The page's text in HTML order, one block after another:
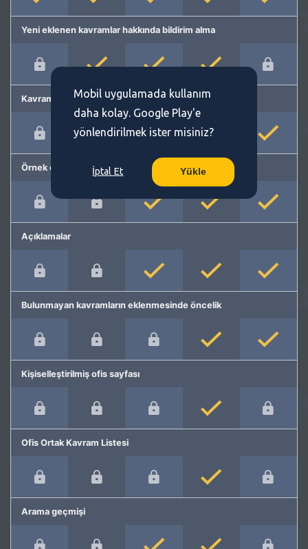
Yeni eklenen kavramlar hakkında bildirim alma
Kavram önerme
Örnek cümleler
Açıklamalar
Bulunmayan kavramların eklenmesinde öncelik
Kişiselleştirilmiş ofis sayfası
Ofis Ortak Kavram Listesi
Arama geçmişi
Mobil uygulamada kullanım
daha kolay. Google Play'e
yönlendirilmek ister misiniz?
İptal Et Yükle